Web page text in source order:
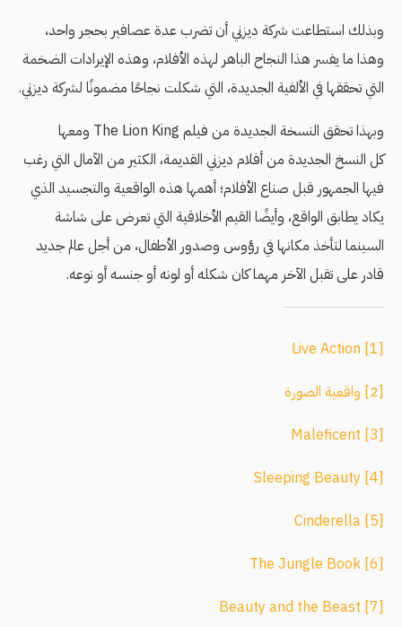
وبذلك استطاعت شركة ديزني أن تضرب عدة عصافير بحجر واحد،
وهذا ما يفسر هذا النجاح الباهر لهذه الأفلام، وهذه الإيرادات الضخمة
التي تحققها في الألفية الجديدة، التي شكلت نجاحًا مضمونًا لشركة ديزني.
وبهذا تحقق النسخة الجديدة من فيلم The Lion King ومعها
كل النسخ الجديدة من أفلام ديزني القديمة، الكثير من الآمال التي رغب
فيها الجمهور قبل صناع الأفلام؛ أهمها هذه الواقعية والتجسيد الذي
يكاد يطابق الواقع، وأيضًا القيم الأخلاقية التي تعرض على شاشة
السينما لتأخذ مكانها في رؤوس وصدور الأطفال، من أجل عالم جديد
قادر على تقبل الآخر مهما كان شكله أو لونه أو جنسه أو نوعه.
[1]
Live Action
[2]
واقعية الصورة
[3]
Maleficent
[4]
Sleeping Beauty
[5]
Cinderella
[6]
The Jungle Book
[7]
Beauty and the Beast